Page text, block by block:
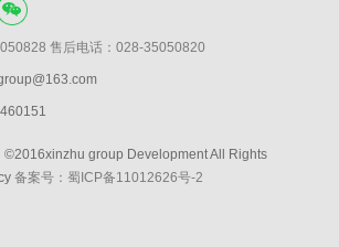
售后电话：028-35050820
©2016xinzhu group Development All Rights
备案号：蜀ICP备11012626号-2